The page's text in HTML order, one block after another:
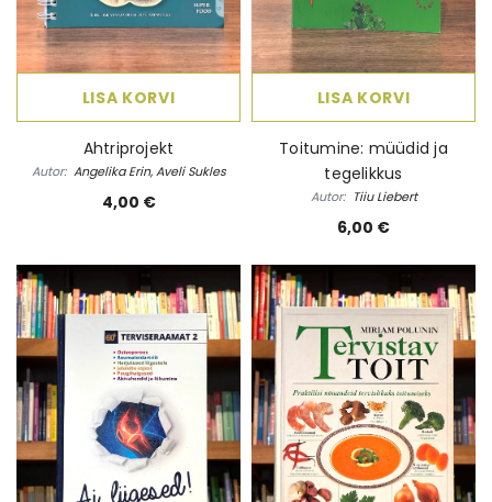
LISA KORVI
Ahtriprojekt
Autor: Angelika Erin, Aveli Sukles
4,00 €
LISA KORVI
Toitumine: müüdid ja
tegelikkus
Autor: Tiiu Liebert
6,00 €